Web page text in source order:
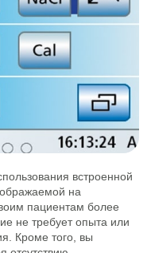
встроенной
на
пациентам более
не требует опыта или
Кроме того, вы